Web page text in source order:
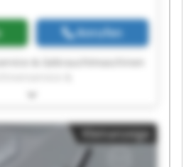
Anrufen
GmbH MBM
&
GmbH MBM
& Gebrauchtmaschinen
Kleinanzeige